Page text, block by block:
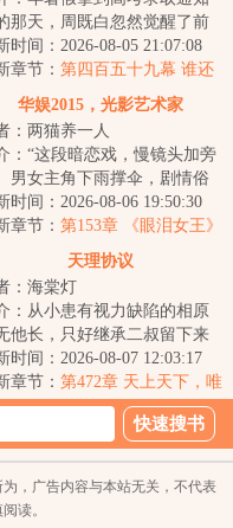
那天，周既白忽然觉醒了前
忆。成年人的记忆告诉他，
大千世界，...
时间：2026-08-05 21:07:08
章节： 第四百五十九幕 谁还
个追星女孩呢
华娱2015，光影艺术家
：两猫养一人
：“这段暗恋戏，慢镜头加旁
男女主角下雨撑伞，剧情俗
节奏也稀烂。虽然是流量偶
剧，手艺...
时间：2026-08-06 19:50:30
章节： 第153章 《眼泪女王》
亚洲，船妹旧视频被扒！
女王曝光！
天理协议
：海棠灯
：从小患有视力缺陷的相原
他长，只好继承二叔留下来
水堂，帮助客人们占卜运
消灾解厄，趋...
时间：2026-08-07 12:03:17
章节： 第472章 天上天下，唯
尊（日更8k求月票）
，广告内容与本站无关，不代表
读。